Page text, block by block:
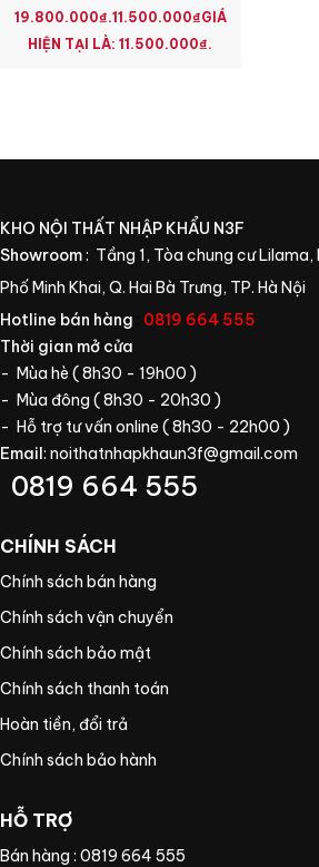
19.800.000₫.11.500.000₫GIÁ
HIỆN TẠI LÀ: 11.500.000₫.
KHO NỘI THẤT NHẬP KHẨU N3F
Showroom: Tầng 1, Tòa chung cư Lilama,
Phố Minh Khai, Q. Hai Bà Trưng, TP. Hà Nội
Hotline bán hàng
0819 664 555
Thời gian mở cửa
- Mùa hè ( 8h30 - 19h00 )
- Mùa đông ( 8h30 - 20h30 )
- Hỗ trợ tư vấn online ( 8h30 - 22h00 )
Email: noithatnhapkhaun3f@gmail.com
0819 664 555
CHÍNH SÁCH
Chính sách bán hàng
Chính sách vận chuyển
Chính sách bảo mật
Chính sách thanh toán
Hoàn tiền, đổi trả
Chính sách bảo hành
HỖ TRỢ
Bán hàng : 0819 664 555